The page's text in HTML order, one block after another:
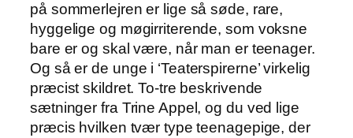
på sommerlejren er lige så søde, rare,
hyggelige og møgirriterende, som voksne
bare er og skal være, når man er teenager.
Og så er de unge i ‘Teaterspirerne’ virkelig
præcist skildret. To-tre beskrivende
sætninger fra Trine Appel, og du ved lige
præcis hvilken tvær type teenagepige, der